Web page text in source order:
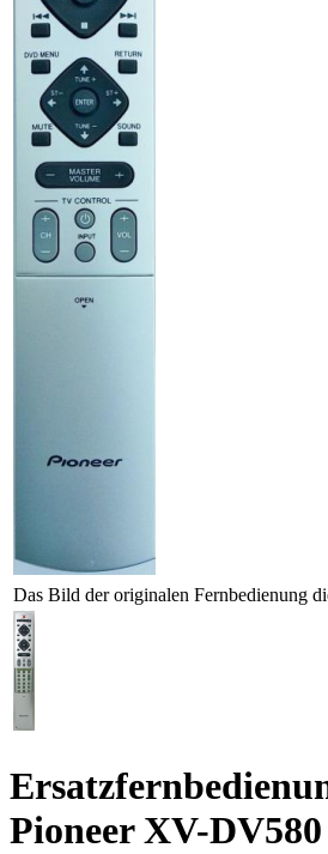
Das Bild der originalen Fernbedienung
Pioneer XV-DV580